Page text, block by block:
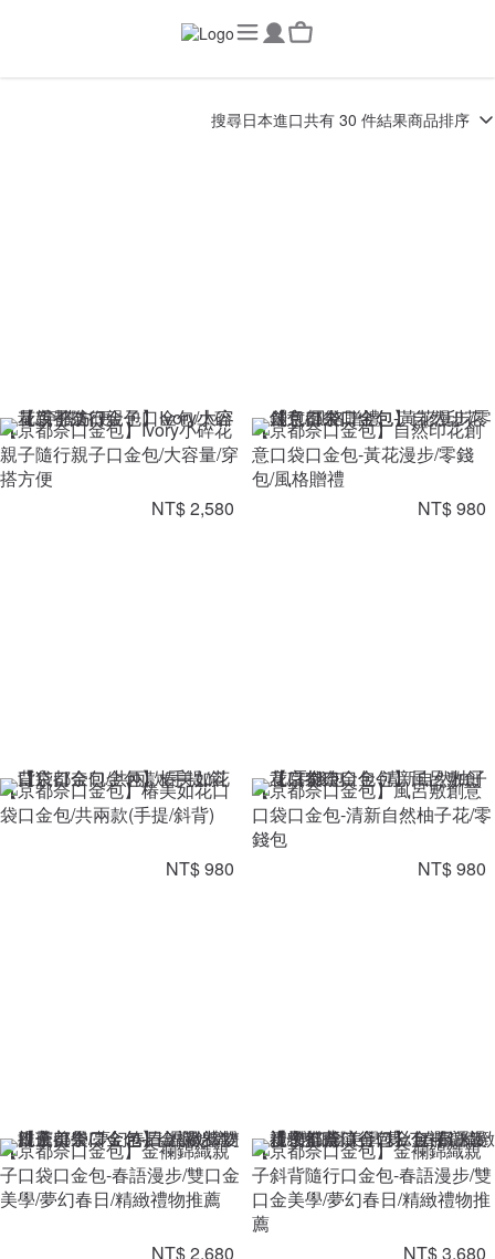
搜尋日本進口共有 30 件結果商品排序
【京都奈口金包】Ivory小碎花
親子隨行親子口金包/大容量/穿
搭方便
NT$ 2,580
【京都奈口金包】自然印花創
意口袋口金包-黃花漫步/零錢
包/風格贈禮
NT$ 980
【京都奈口金包】椿美如花口
袋口金包/共兩款(手提/斜背)
NT$ 980
【京都奈口金包】風呂敷創意
口袋口金包-清新自然柚子花/零
錢包
NT$ 980
【京都奈口金包】金襴錦織親
子口袋口金包-春語漫步/雙口金
美學/夢幻春日/精緻禮物推薦
NT$ 2,680
【京都奈口金包】金襴錦織親
子斜背隨行口金包-春語漫步/雙
口金美學/夢幻春日/精緻禮物推
薦
NT$ 3,680